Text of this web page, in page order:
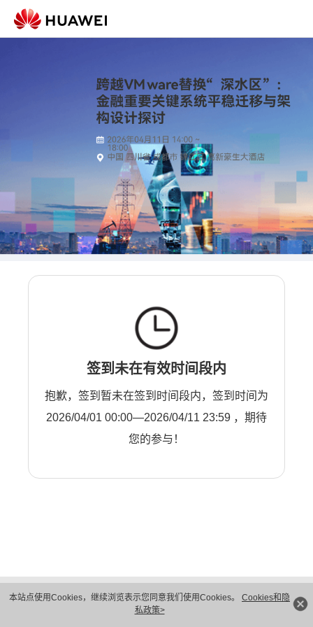
本站点使用Cookies，继续浏览表示您同意我们使用Cookies。 Cookies和隐
私政策>
签到未在有效时间段内
抱歉，签到暂未在签到时间段内，签到时间为
2026/04/01 00:00—2026/04/11 23:59 ，期待
您的参与！
隐私保护
法律声明